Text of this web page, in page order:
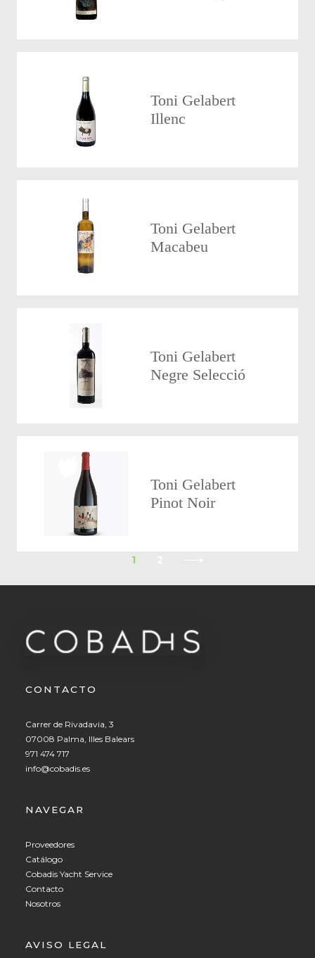
Toni Gelabert
Illenc
Toni Gelabert
Macabeu
Toni Gelabert
Negre Selecció
Toni Gelabert
Pinot Noir
1
CONTACTO
Carrer de Rivadavia, 3
07008 Palma, Illes Balears
971 474 717
info@cobadis.es
NAVEGAR
Proveedores
Catálogo
Cobadis Yacht Service
Contacto
Nosotros
AVISO LEGAL